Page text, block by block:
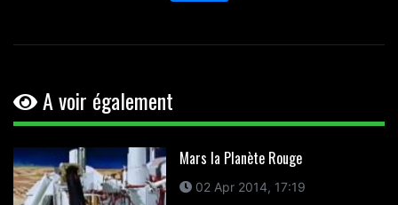
A voir également
Mars la Planète Rouge
02 Apr 2014, 17:19